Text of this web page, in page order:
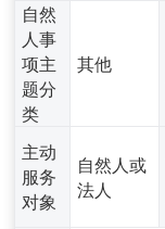
自然
人事
项主
题分
类
其他
主动
服务
对象
自然人或
法人